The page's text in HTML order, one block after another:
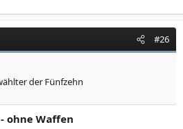
#26
der Fünfzehn
ohne Waffen